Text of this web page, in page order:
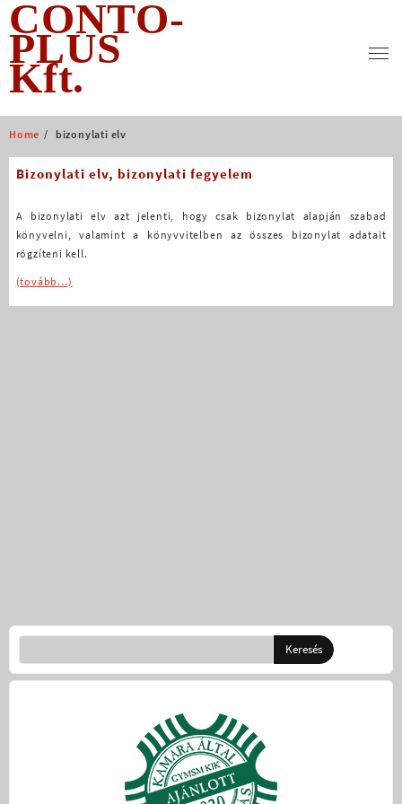
Skip
content
CONTO-
PLUS
Kft.
Home bizonylati elv
Bizonylati elv, bizonylati fegyelem
A bizonylati elv azt jelenti, hogy csak bizonylat alapján szabad
könyvelni, valamint a könyvvitelben az összes bizonylat adatait
rögzíteni kell.
(tovább…)